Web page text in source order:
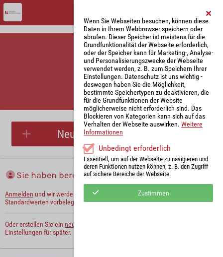
Parkplatzreservierung
Sie haben bereits ein Konto?
Anmelden und wir werden die notwendigen Informationen mit Ihren
Standardwerten vorbelegen.
Oder erstellen Sie ein neues Benutzerkonto
Einstellungen für später.
Neue Parkplatzreservierung
Wenn Sie Webseiten besuchen, können diese
Daten in Ihrem Webbrowser speichern oder
abrufen. Dieser Speicher ist meistens für die
Grundfunktionalität der Webseite erforderlich,
oder der Speicher kann für Marketing-, Analyse-
und Personalisierungszwecke der Webseite
verwendet werden, z. B. zum Speichern Ihrer
Einstellungen. Datenschutz ist uns wichtig -
deswegen haben Sie die Möglichkeit,
bestimmte Speichertypen zu deaktivieren, die
für die Grundfunktionen der Website
möglicherweise nicht erforderlich sind. Das
Blockieren von Kategorien kann sich auf das
Verhalten der Webseite auswirken. Weitere
Informationen
Unbedingt erforderlich
Essentiell, um auf der Webseite zu navigieren und
deren Funktionen nutzen können, z. B. den Zugriff
auf sichere Bereiche der Webseite.
Zustimmen